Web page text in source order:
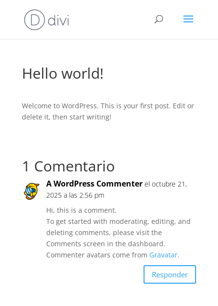
Hello world!
Welcome to WordPress. This is your first post. Edit or
delete it, then start writing!
1 Comentario
A WordPress Commenter el octubre 21,
2025 a las 2:56 pm
Hi, this is a comment.
To get started with moderating, editing, and
deleting comments, please visit the
Comments screen in the dashboard.
Commenter avatars come from Gravatar.
Responder